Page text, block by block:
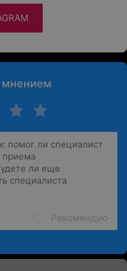
мнением
Рекомендую